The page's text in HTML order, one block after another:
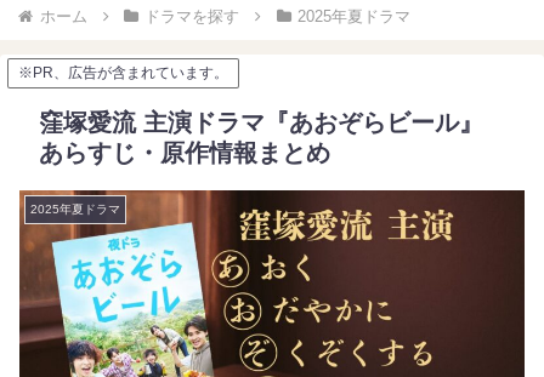
ホーム ドラマを探す 2025年夏ドラマ
※PR、広告が含まれています。
窪塚愛流 主演ドラマ『あおぞらビール』
あらすじ・原作情報まとめ
2025年夏ドラマ